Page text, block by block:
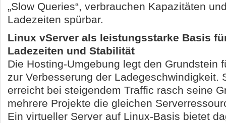
„Slow Queries“, verbrauchen Kapazitäten
Ladezeiten spürbar.
Linux vServer als leistungsstarke Basis
Ladezeiten und Stabilität
Die Hosting-Umgebung legt den Grundstein
zur Verbesserung der Ladegeschwindigkeit.
erreicht bei steigendem Traffic rasch seine
mehrere Projekte die gleichen
Ein virtueller Server auf Linux-Basis bietet